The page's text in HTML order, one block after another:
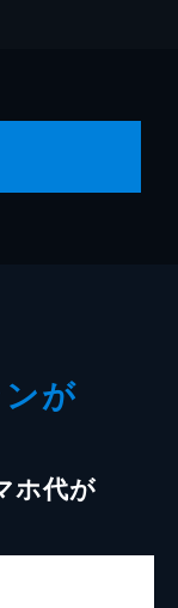
が
ホ代が